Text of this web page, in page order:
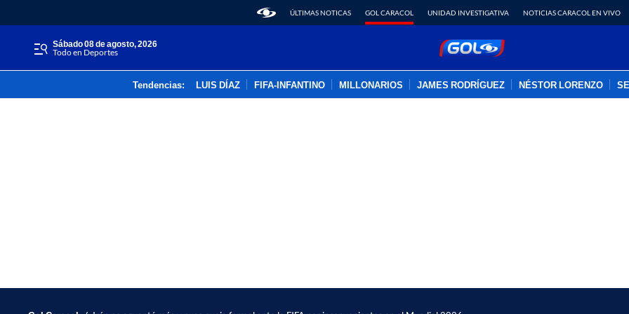
ÚLTIMAS NOTICAS GOL CARACOL UNIDAD INVESTIGATIVA NOTICIAS CARACOL EN VIVO
sábado 08 de agosto, 2026
Todo en Deportes
Tendencias: LUIS DÍAZ FIFA-INFANTINO MILLONARIOS JAMES RODRÍGUEZ NÉSTOR LORENZO